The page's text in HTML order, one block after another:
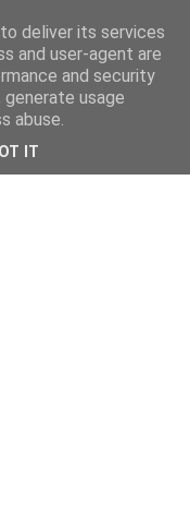
deliver its services
and user-agent are
and security
usage
abuse.
IT